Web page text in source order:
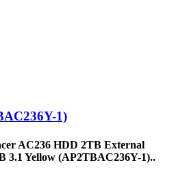
1)
AC236 HDD 2TB External
3.1 Yellow (AP2TBAC236Y-1)..